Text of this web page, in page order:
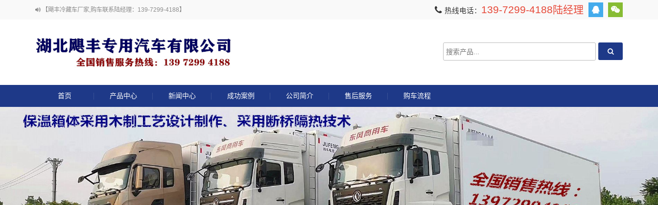
【飓丰冷藏车厂家,购车联系陆经理：139-7299-4188】 热线电话： 139-7299-4188陆经理
首页 产品中心 新闻中心 成功案例 公司简介 售后服务 购车流程